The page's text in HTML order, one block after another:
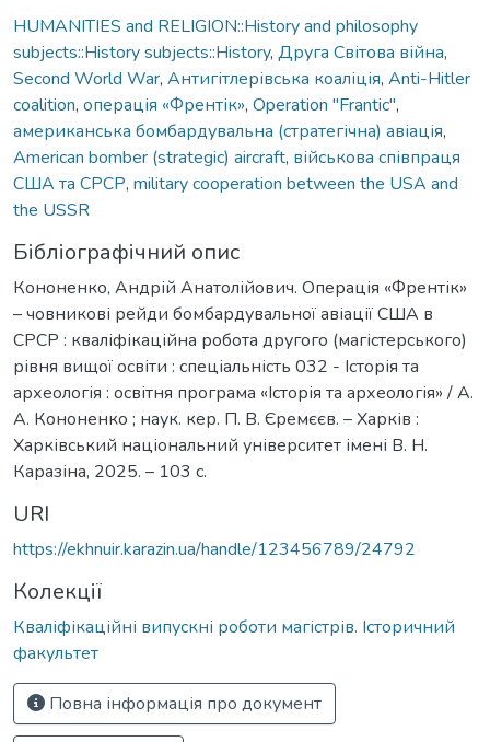
HUMANITIES and RELIGION::History and philosophy
subjects::History subjects::History, Друга Світова війна,
Second World War, Антигітлерівська коаліція, Anti-Hitler
coalition, операція «Френтік», Operation "Frantic",
американська бомбардувальна (стратегічна) авіація,
American bomber (strategic) aircraft, військова співпраця
США та СРСР, military cooperation between the USA and
the USSR
Бібліографічний опис
Кононенко, Андрій Анатолійович. Операція «Френтік»
– човникові рейди бомбардувальної авіації США в
СРСР : кваліфікаційна робота другого (магістерського)
рівня вищої освіти : спеціальність 032 - Історія та
археологія : освітня програма «Історія та археологія» / А.
А. Кононенко ; наук. кер. П. В. Єремєєв. – Харків :
Харківський національний університет імені В. Н.
Каразіна, 2025. – 103 с.
URI
https://ekhnuir.karazin.ua/handle/123456789/24792
Колекції
Кваліфікаційні випускні роботи магістрів. Історичний
факультет
Повна інформація про документ